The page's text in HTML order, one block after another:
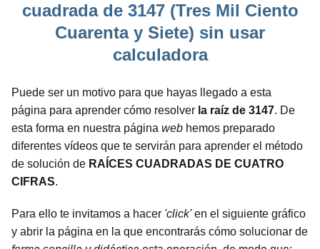
cuadrada de 3147 (Tres Mil Ciento
Cuarenta y Siete) sin usar
calculadora
Puede ser un motivo para que hayas llegado a esta
página para aprender cómo resolver la raíz de 3147. De
esta forma en nuestra página web hemos preparado
diferentes vídeos que te servirán para aprender el método
de solución de RAÍCES CUADRADAS DE CUATRO
CIFRAS.
Para ello te invitamos a hacer 'click'en el siguiente gráfico
y abrir la página en la que encontrarás cómo solucionar de